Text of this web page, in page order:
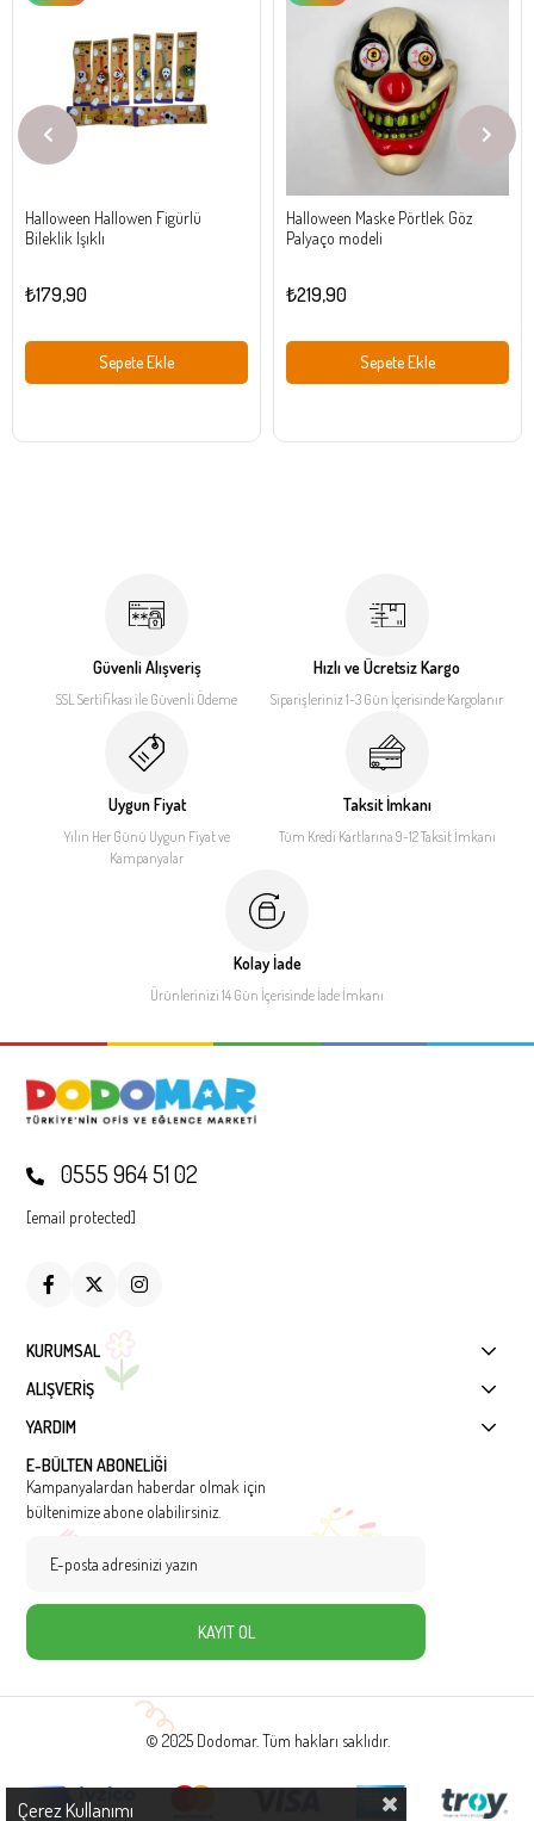
Halloween Hallowen Figürlü
Bileklik Işıklı
₺179,90
Sepete Ekle
Halloween Maske Pörtlek Göz
Palyaço modeli
₺219,90
Sepete Ekle
Güvenli Alışveriş
SSL Sertifikası ile Güvenli Ödeme
Hızlı ve Ücretsiz Kargo
Siparişleriniz 1-3 Gün İçerisinde Kargolanır
Uygun Fiyat
Yılın Her Günü Uygun Fiyatve
Kampanyalar
Taksit İmkanı
Tüm Kredi Kartlarına 9-12Taksit İmkanı
Kolay İade
Ürünlerinizi 14 Gün İçerisinde İade İmkanı
0555 964 51 02
[email protected]
KURUMSAL
ALIŞVERİŞ
YARDIM
E-BÜLTEN ABONELİĞİ
Kampanyalardan haberdar olmak için
bültenimize abone olabilirsiniz.
KAYIT OL
© 2025 Dodomar. Tüm hakları saklıdır.
Çerez Kullanımı